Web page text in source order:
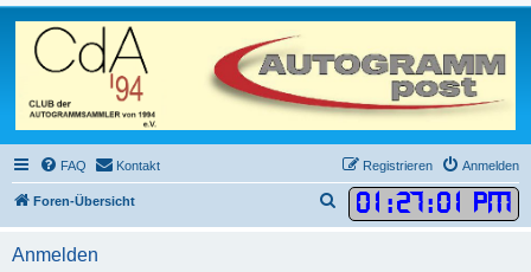
FAQ Kontakt Anmelden
Registrieren
Foren-Übersicht 01 :27:01 PM
u
Anmelden